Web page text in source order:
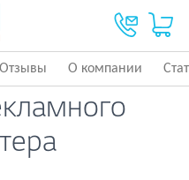
Отзывы О компании